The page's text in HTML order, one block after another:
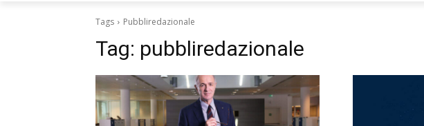
Tags Pubbliredazionale
Tag: pubbliredazionale